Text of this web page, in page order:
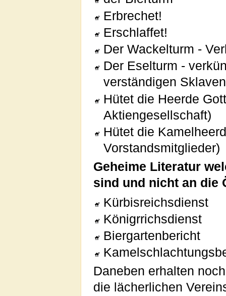
Erbrechet!
Erschlaffet!
Der Wackelturm -
Der Eselturm -
verständigen
Hütet die Heerde
Aktiengesellschaft)
Hütet die
Vorstandsmitglieder)
Geheime Literatur
sind und nicht an die
Kürbisreichsdienst
Königrrichsdienst
Biergartenbericht
Daneben erhalten
die lächerlichen